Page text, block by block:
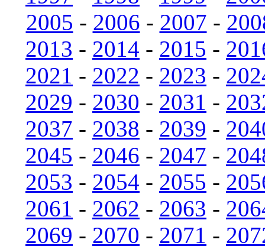
2005 - 2006 - 2007 -
2013 - 2014 - 2015 -
2021 - 2022 - 2023 -
2029 - 2030 - 2031 -
2037 - 2038 - 2039 -
2045 - 2046 - 2047 -
2053 - 2054 - 2055 -
2061 - 2062 - 2063 -
2069 - 2070 - 2071 -